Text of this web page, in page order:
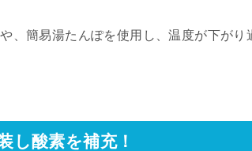
、簡易湯たんぽを使用し、温度が下がり
し酸素を補充！